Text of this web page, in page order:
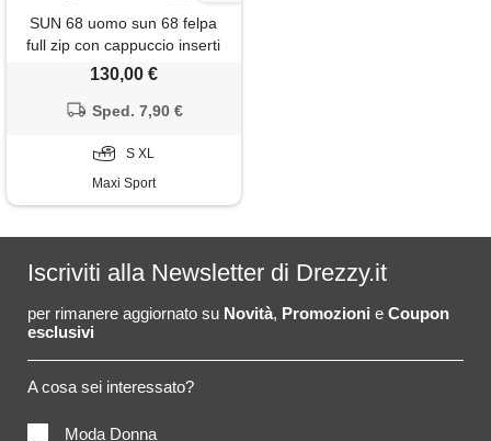
SUN 68 uomo sun 68 felpa
full zip con cappuccio inserti
tartan
130,00 €
Sped. 7,90 €
S XL
Maxi Sport
Iscriviti alla Newsletter di Drezzy.it
per rimanere aggiornato su Novità, Promozioni e Coupon
esclusivi
A cosa sei interessato?
Moda Donna